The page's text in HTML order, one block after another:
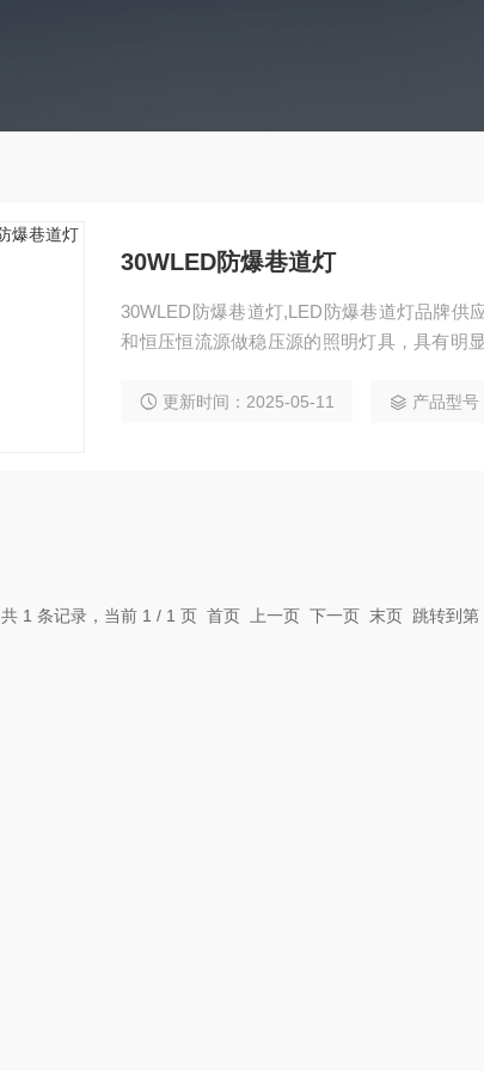
30WLED防爆巷道灯
30WLED防爆巷道灯,LED防爆巷道灯品牌供
和恒压恒流源做稳压源的照明灯具，具有明
更新时间：2025-05-11 产品型
共 1 条记录，当前 1 / 1 页 首页 上一页 下一页 末页 跳转到第